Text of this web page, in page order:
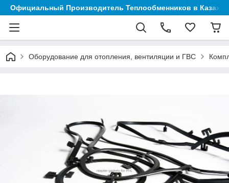
Официальный Производитель Теплообменников в
Оборудование для отопления, вентиляции и ГВС